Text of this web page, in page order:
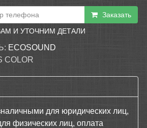
Заказать
И УТОЧНИМ ДЕТАЛИ
ECOSOUND
COLOR
для юридических лиц,
физических лиц, оплата